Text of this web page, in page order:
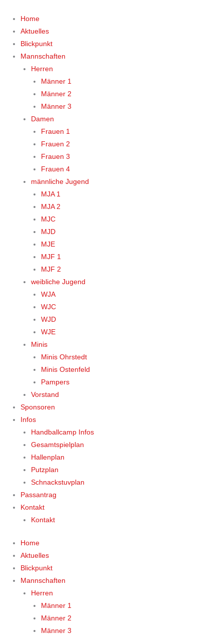
Inhalt
springen
Home
Aktuelles
Blickpunkt
Mannschaften
Herren
Männer 1
Männer 2
Männer 3
Damen
Frauen 1
Frauen 2
Frauen 3
Frauen 4
männliche Jugend
MJA 1
MJA 2
MJC
MJD
MJE
MJF 1
MJF 2
weibliche Jugend
WJA
WJC
WJD
WJE
Minis
Minis Ohrstedt
Minis Ostenfeld
Pampers
Vorstand
Sponsoren
Infos
Handballcamp Infos
Gesamtspielplan
Hallenplan
Putzplan
Schnackstuvplan
Passantrag
Kontakt
Kontakt
Home
Aktuelles
Blickpunkt
Mannschaften
Herren
Männer 1
Männer 2
Männer 3